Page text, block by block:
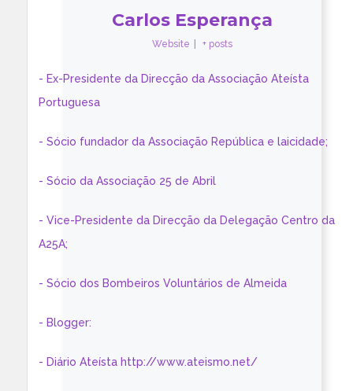
Carlos Esperança
Website + posts
- Ex-Presidente da Direcção da Associação Ateísta
Portuguesa
- Sócio fundador da Associação República e laicidade;
- Sócio da Associação 25 de Abril
- Vice-Presidente da Direcção da Delegação Centro da
A25A;
- Sócio dos Bombeiros Voluntários de Almeida
- Blogger:
- Diário Ateísta http://www.ateismo.net/